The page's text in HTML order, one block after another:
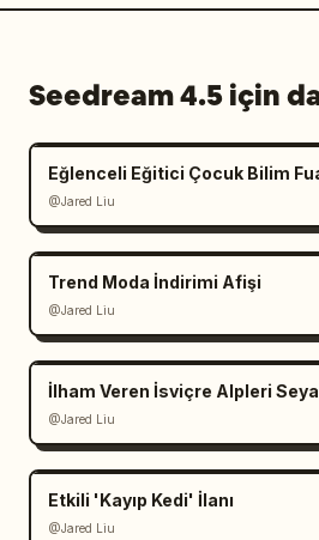
Seedream 4.5 için
Eğlenceli Eğitici Çocuk Bilim
@Jared Liu
Trend Moda İndirimi Afişi
@Jared Liu
İlham Veren İsviçre Alpleri
@Jared Liu
Etkili 'Kayıp Kedi' İlanı
@Jared Liu